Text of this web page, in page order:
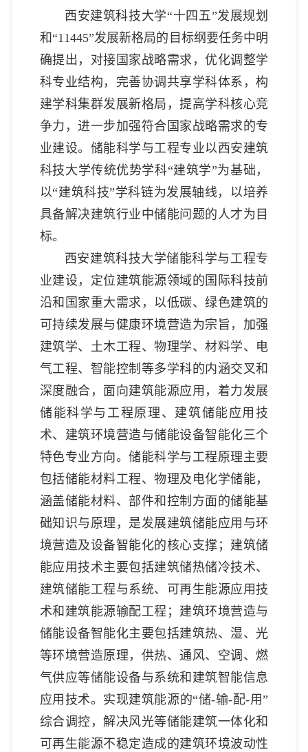
西安建筑科技大学“十四五”发展规划
和“11445”发展新格局的目标纲要任务中明
确提出，对接国家战略需求，优化调整学
科专业结构，完善协调共享学科体系，构
建学科集群发展新格局，提高学科核心竞
争力，进一步加强符合国家战略需求的专
业建设。储能科学与工程专业以西安建筑
科技大学传统优势学科“建筑学”为基础，
以“建筑科技”学科链为发展轴线，以培养
具备解决建筑行业中储能问题的人才为目
标。
西安建筑科技大学储能科学与工程专
业建设，定位建筑能源领域的国际科技前
沿和国家重大需求，以低碳、绿色建筑的
可持续发展与健康环境营造为宗旨，加强
建筑学、土木工程、物理学、材料学、电
气工程、智能控制等多学科的内涵交叉和
深度融合，面向建筑能源应用，着力发展
储能科学与工程原理、建筑储能应用技
术、建筑环境营造与储能设备智能化三个
特色专业方向。储能科学与工程原理主要
包括储能材料工程、物理及电化学储能，
涵盖储能材料、部件和控制方面的储能基
础知识与原理，是发展建筑储能应用与环
境营造及设备智能化的核心支撑；建筑储
能应用技术主要包括建筑储热储冷技术、
建筑储能工程与系统、可再生能源应用技
术和建筑能源输配工程；建筑环境营造与
储能设备智能化主要包括建筑热、湿、光
等环境营造原理，供热、通风、空调、燃
气供应等储能设备与系统和建筑智能信息
应用技术。实现建筑能源的“储-输-配-用”
综合调控，解决风光等储能建筑一体化和
可再生能源不稳定造成的建筑环境波动性